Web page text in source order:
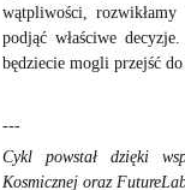
wątpliwości,
podjąć właściwe
będziecie mogli przejść
---
Cykl powstał dzięki
Kosmicznej oraz